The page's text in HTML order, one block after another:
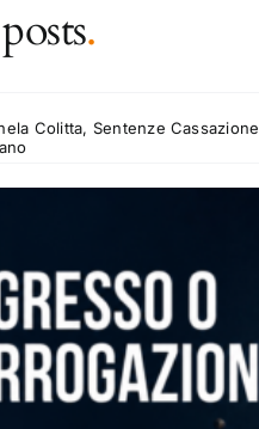
.
Colitta, Sentenze Cassazione